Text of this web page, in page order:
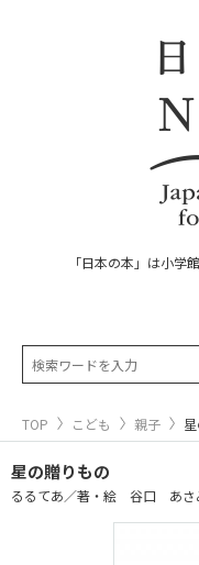
「日本の本」は小学
TOP こども 親子
星の贈りもの
るるてあ／著・絵 谷口 あさ